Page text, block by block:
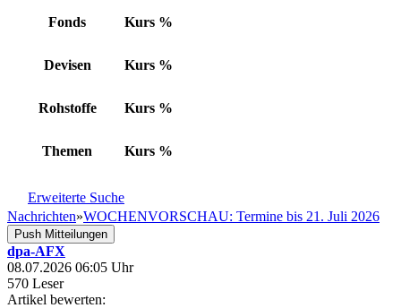
Fonds Kurs %
Devisen Kurs %
Rohstoffe Kurs %
Themen Kurs %
Erweiterte Suche
Nachrichten»WOCHENVORSCHAU: Termine bis 21. Juli 2026
Push Mitteilungen
dpa-AFX
08.07.2026 06:05 Uhr
570 Leser
Artikel bewerten: